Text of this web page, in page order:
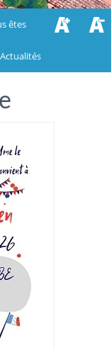
êtes
Actualités